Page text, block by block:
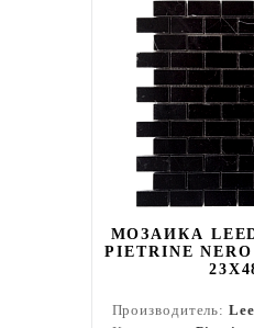
МОЗАИКА
PIETRINE
Производитель: